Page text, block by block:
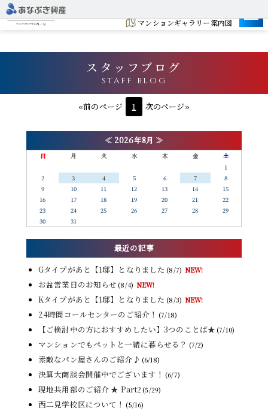
マンションギャラリー案内図
スタッフブログ
STAFF BLOG
«前のページ 1 次のページ»
≪ 2026年8月 ≫
日 月 火 水 木 金
土
1
2
3 4 5 6 7
8
9
10 11 12 13 14
15
16
17 18 19 20 21
22
23
24 25 26 27 28
29
30
31
最近の記事
Gタイプがあと【1邸】となりました (8/7) NEW!
お盆営業日のお知らせ (8/4) NEW!
Kタイプがあと【1邸】となりました (8/3) NEW!
24時間コールセンターのご紹介！ (7/18)
【ご検討中の方におすすめしたい】3つのことば★ (7/10)
マンションでもペットと一緒に暮らせる？ (7/2)
素敵なパン屋さんのご紹介♪ (6/18)
決算大商談会開催中でございます！ (6/7)
現地共用部のご紹介 ★ Part2(5/29)
西二見学校区について！ (5/16)